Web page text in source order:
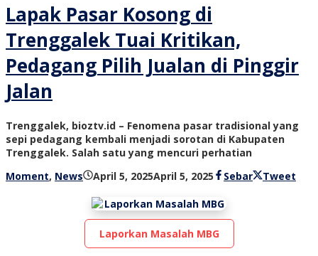
Lapak Pasar Kosong di
Trenggalek Tuai Kritikan,
Pedagang Pilih Jualan di Pinggir
Jalan
Trenggalek, bioztv.id – Fenomena pasar tradisional yang
sepi pedagang kembali menjadi sorotan di Kabupaten
Trenggalek. Salah satu yang mencuri perhatian
Moment, News April 5, 2025April 5, 2025 oleh
tv
Sebar Tweet
Laporkan Masalah MBG